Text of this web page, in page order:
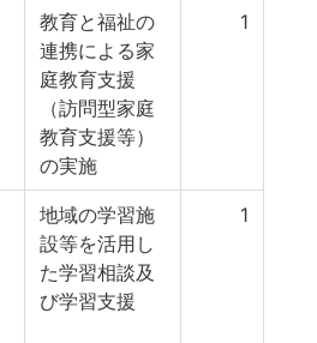
教育と福祉の
連携による家
庭教育支援
（訪問型家庭
教育支援等）
の実施
1
地域の学習施
設等を活用し
た学習相談及
び学習支援
1